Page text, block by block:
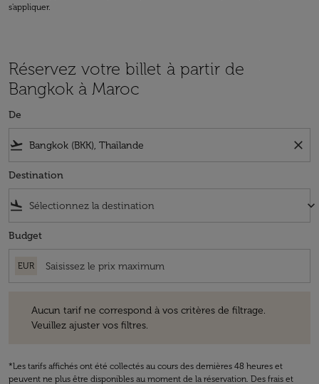
s'appliquer.
Réservez votre billet à partir de
Bangkok à Maroc
De
flight_takeoff close
Destination
flight_land keyboard_arrow_down
Budget
EUR
Aucun tarif ne correspond à vos critères de filtrage.
Veuillez ajuster vos filtres.
*Les tarifs affichés ont été collectés au cours des dernières 48 heures et
peuvent ne plus être disponibles au moment de la réservation. Des frais et